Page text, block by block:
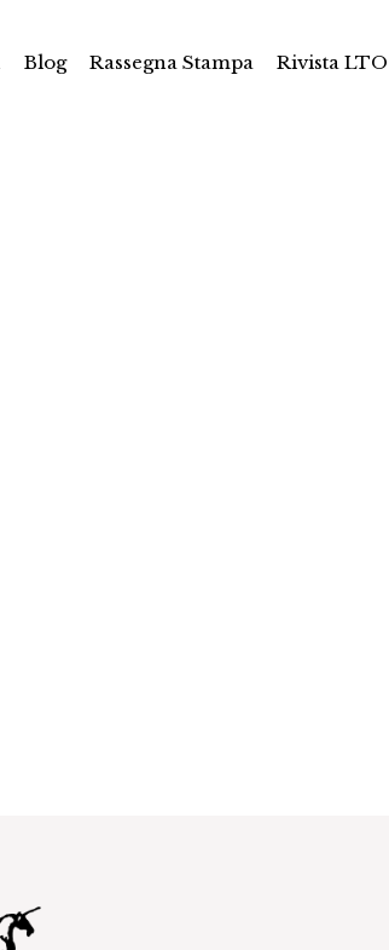
Blog Rassegna Stampa Rivista LTO